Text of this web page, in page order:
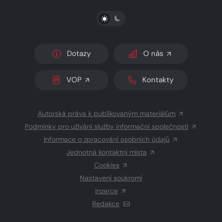
PŘEPNOUT SVĚTLÝ/TMAVÝ REŽIM
Dotazy O nás
VOP Kontakty
Autorská práva k publikovaným materiálům
Podmínky pro užívání služby informační společnosti
Informace o zpracování osobních údajů
Jednotná kontaktní místa
Cookies
Nastavení soukromí
Inzerce
Redakce